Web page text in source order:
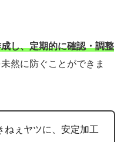
し、定期的に確認・調整
然に防ぐことができま
ねぇヤツに、安定加工